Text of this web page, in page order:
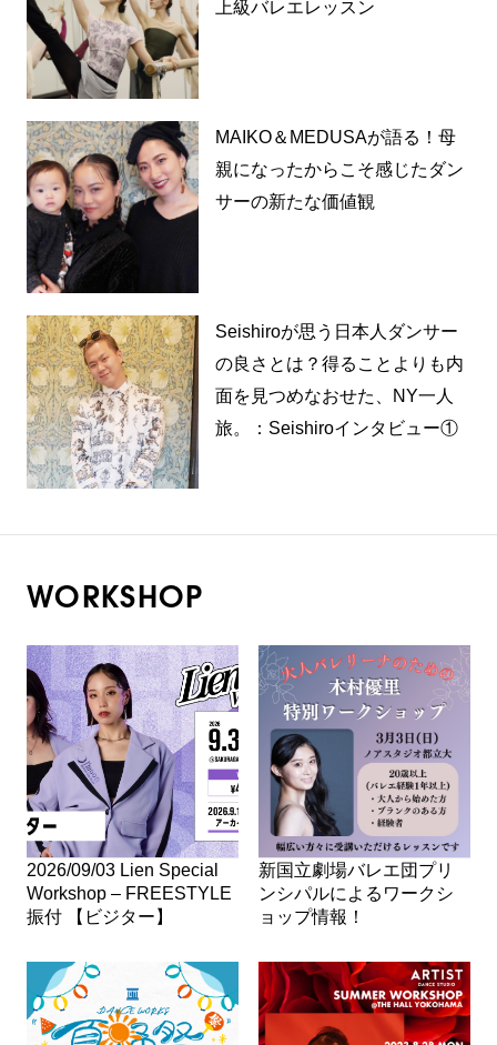
上級バレエレッスン
MAIKO＆MEDUSAが語る！母
親になったからこそ感じたダン
サーの新たな価値観
Seishiroが思う日本人ダンサー
の良さとは？得ることよりも内
面を見つめなおせた、NY一人
旅。：Seishiroインタビュー①
WORKSHOP
2026/09/03 Lien Special
Workshop – FREESTYLE
振付 【ビジター】
新国立劇場バレエ団プリ
ンシパルによるワークシ
ョップ情報！